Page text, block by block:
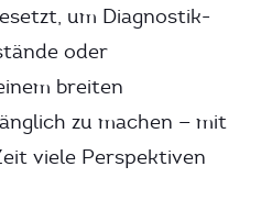
um Diagnostik-
oder
breiten
zu machen — mit
viele Perspektiven